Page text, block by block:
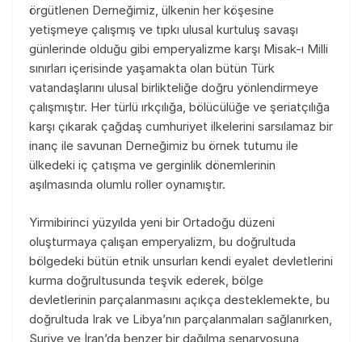
örgütlenen Derneğimiz, ülkenin her köşesine
yetişmeye çalışmış ve tıpkı ulusal kurtuluş savaşı
günlerinde olduğu gibi emperyalizme karşı Misak-ı Milli
sınırları içerisinde yaşamakta olan bütün Türk
vatandaşlarını ulusal birlikteliğe doğru yönlendirmeye
çalışmıştır. Her türlü ırkçılığa, bölücülüğe ve şeriatçılığa
karşı çıkarak çağdaş cumhuriyet ilkelerini sarsılamaz bir
inanç ile savunan Derneğimiz bu örnek tutumu ile
ülkedeki iç çatışma ve gerginlik dönemlerinin
aşılmasında olumlu roller oynamıştır.
Yirmibirinci yüzyılda yeni bir Ortadoğu düzeni
oluşturmaya çalışan emperyalizm, bu doğrultuda
bölgedeki bütün etnik unsurları kendi eyalet devletlerini
kurma doğrultusunda teşvik ederek, bölge
devletlerinin parçalanmasını açıkça desteklemekte, bu
doğrultuda Irak ve Libya’nın parçalanmaları sağlanırken,
Suriye ve İran’da benzer bir dağılma senaryosuna